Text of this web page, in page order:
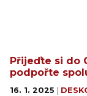
Přijeďte si do
podpořte
16. 1. 2025